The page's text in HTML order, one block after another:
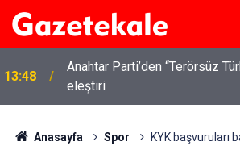
13:48
Anahtar Parti’den “Terörsüz
eleştiri
Anasayfa Spor KYK başvuruları